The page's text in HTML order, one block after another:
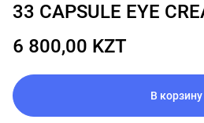
33 CAPSULE EYE
6 800,00 KZT
В корзину